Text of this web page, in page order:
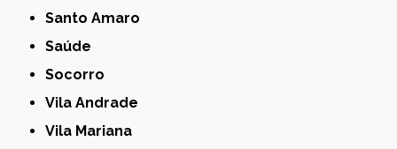
Santo Amaro
Saúde
Socorro
Vila Andrade
Vila Mariana